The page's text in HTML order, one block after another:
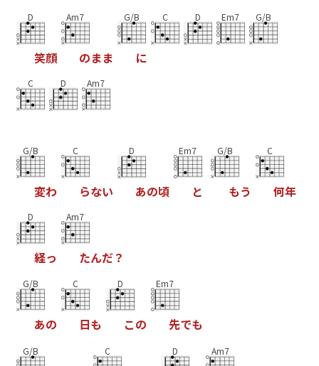
D
笑顔
Am7
のまま
G/B
に
C D Em7 G/B
C D Am7
G/B
変わ
C
らない
D
あの頃
Em7
と
G/B
もう
C
何年
D
経っ
Am7
たんだ？
G/B
あの
C
日も
D
この
Em7
先でも
G/B C D Am7